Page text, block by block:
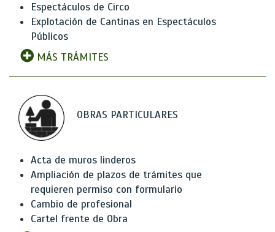
Espectáculos de Circo
Explotación de Cantinas en Espectáculos
Públicos
MÁS TRÁMITES
OBRAS PARTICULARES
Acta de muros linderos
Ampliación de plazos de trámites que
requieren permiso con formulario
Cambio de profesional
Cartel frente de Obra